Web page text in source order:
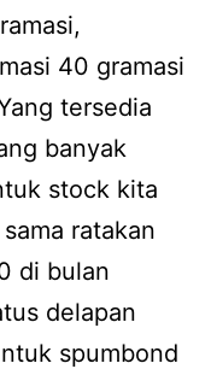
40 gramasi
tersedia
banyak
stock kita
ratakan
di bulan
delapan
spumbond